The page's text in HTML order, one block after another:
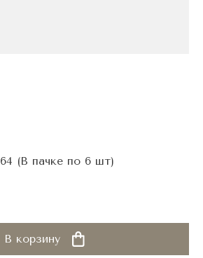
(В пачке по 6 шт)
В корзину